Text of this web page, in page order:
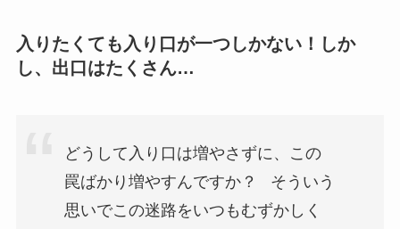
入りたくても入り口が一つしかない！しか
し、出口はたくさん…
どうして入り口は増やさずに、この
罠ばかり増やすんですか？ そういう
思いでこの迷路をいつもむずかしく